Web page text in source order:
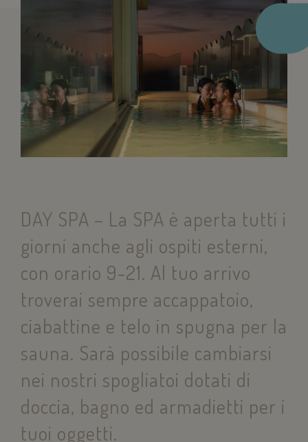
DAY SPA – La SPA è aperta tutti i
giorni anche agli ospiti esterni,
con orario 9-21. Al tuo arrivo
troverai sempre accappatoio,
ciabattine e telo in spugna per la
sauna. Sarà possibile cambiarsi
nei nostri spogliatoi dotati di
doccia, bagno ed armadietti per i
tuoi oggetti.